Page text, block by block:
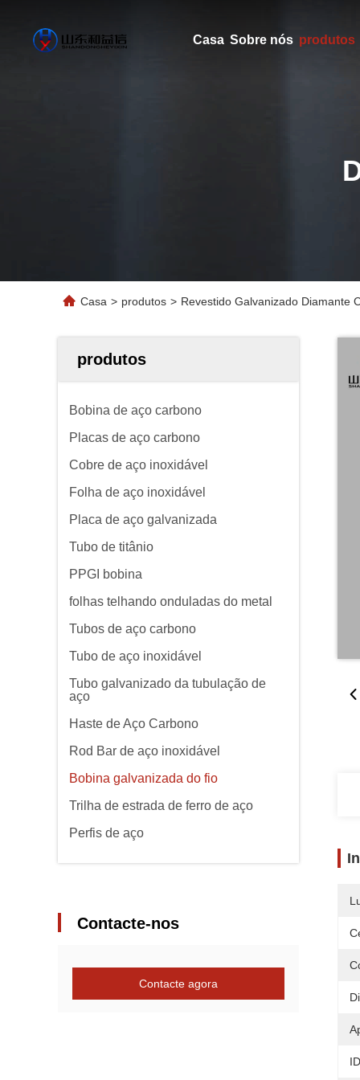
Casa Sobre nós produtos
Casa > produtos > Revestido Galvanizado Diamante
produtos
Bobina de aço carbono
Placas de aço carbono
Cobre de aço inoxidável
Folha de aço inoxidável
Placa de aço galvanizada
Tubo de titânio
PPGI bobina
folhas telhando onduladas do metal
Tubos de aço carbono
Tubo de aço inoxidável
Tubo galvanizado da tubulação de
aço
Haste de Aço Carbono
Rod Bar de aço inoxidável
Bobina galvanizada do fio
Trilha de estrada de ferro de aço
Perfis de aço
Contacte-nos
Contacte agora